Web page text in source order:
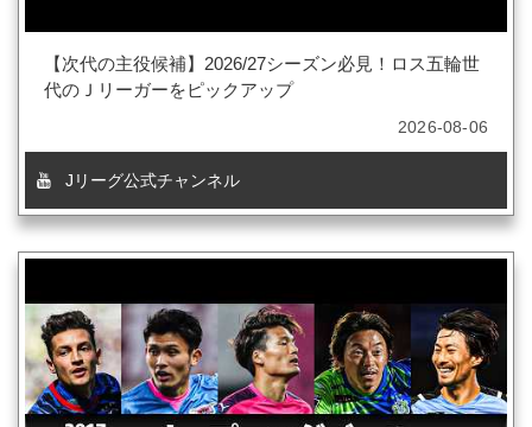
【次代の主役候補】2026/27シーズン必見！ロス五輪世
代のＪリーガーをピックアップ
2026-08-06
Jリーグ公式チャンネル